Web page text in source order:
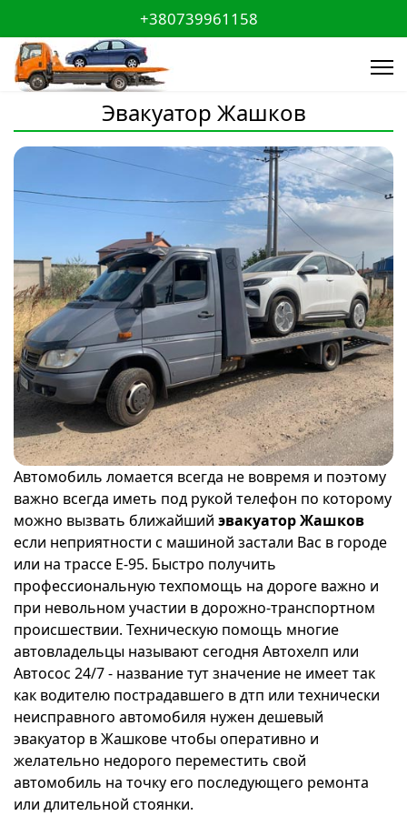
+380739961158
Эвакуатор Жашков
Автомобиль ломается всегда не вовремя и поэтому
важно всегда иметь под рукой телефон по которому
можно вызвать ближайший эвакуатор Жашков
если неприятности с машиной застали Вас в городе
или на трассе Е-95. Быстро получить
профессиональную техпомощь на дороге важно и
при невольном участии в дорожно-транспортном
происшествии. Техническую помощь многие
автовладельцы называют сегодня Автохелп или
Автосос 24/7 - название тут значение не имеет так
как водителю пострадавшего в дтп или технически
неисправного автомобиля нужен дешевый
эвакуатор в Жашкове чтобы оперативно и
желательно недорого переместить свой
автомобиль на точку его последующего ремонта
или длительной стоянки.